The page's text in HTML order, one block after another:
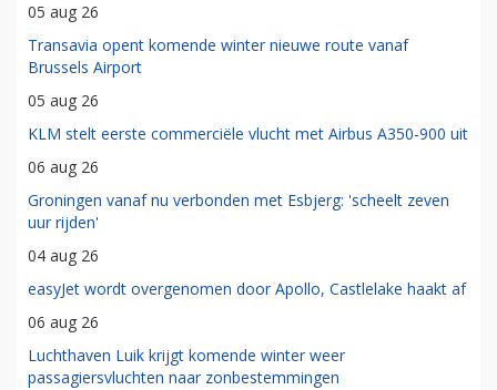
05 aug 26
Transavia opent komende winter nieuwe route vanaf
Brussels Airport
05 aug 26
KLM stelt eerste commerciële vlucht met Airbus A350-900 uit
06 aug 26
Groningen vanaf nu verbonden met Esbjerg: 'scheelt zeven
uur rijden'
04 aug 26
easyJet wordt overgenomen door Apollo, Castlelake haakt af
06 aug 26
Luchthaven Luik krijgt komende winter weer
passagiersvluchten naar zonbestemmingen